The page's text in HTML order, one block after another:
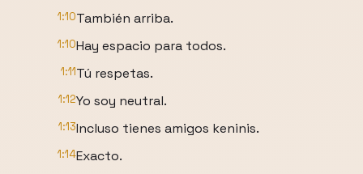
1:10También arriba.
1:10Hay espacio para todos.
1:11Tú respetas.
1:12Yo soy neutral.
1:13Incluso tienes amigos keninis.
1:14Exacto.